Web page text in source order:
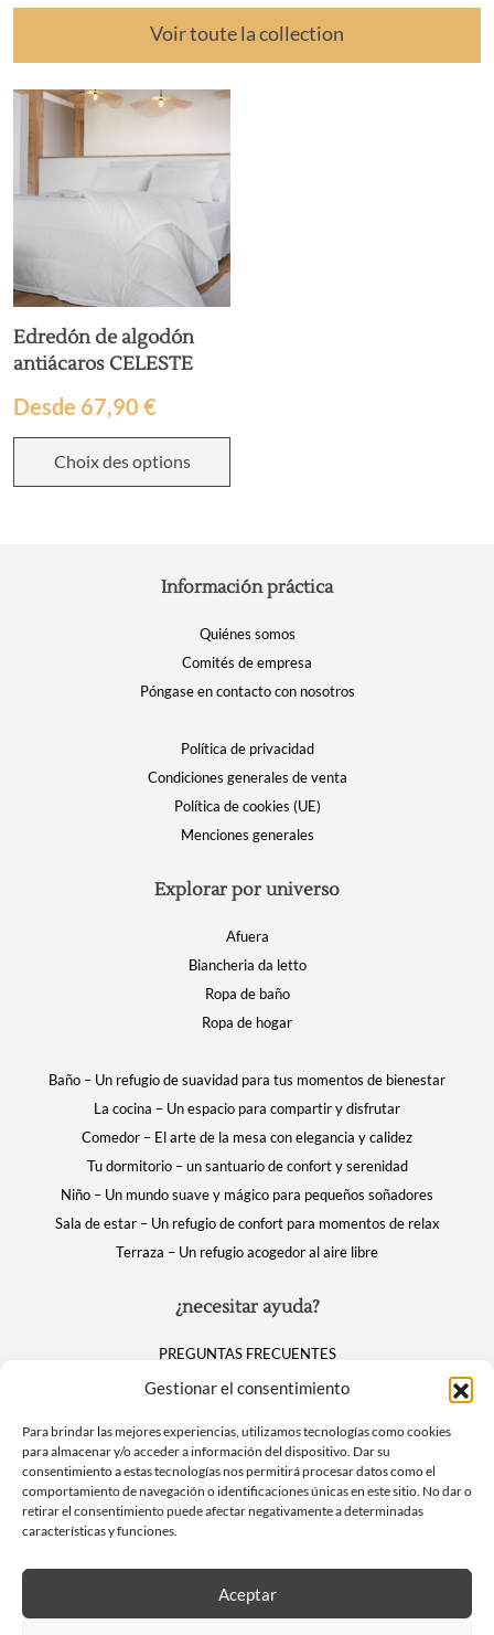
Gestionar el consentimiento
Para brindar las mejores experiencias, utilizamos tecnologías como cookies
para almacenar y/o acceder a información del dispositivo. Dar su
consentimiento a estas tecnologías nos permitirá procesar datos como el
comportamiento de navegación o identificaciones únicas en este sitio. No dar o
retirar el consentimiento puede afectar negativamente a determinadas
características y funciones.
Aceptar
Voir toute la collection
Edredón de algodón
antiácaros CELESTE
Desde 67,90 €
Choix des options
¿necesitar ayuda?
PREGUNTAS FRECUENTES
Mi cuenta
Suivez nous
Información práctica
Quiénes somos
Comités de empresa
Póngase en contacto con nosotros
Política de privacidad
Condiciones generales de venta
Política de cookies (UE)
Menciones generales
Explorar por universo
Afuera
Biancheria da letto
Ropa de baño
Ropa de hogar
Baño – Un refugio de suavidad para tus momentos de bienestar
La cocina – Un espacio para compartir y disfrutar
Comedor – El arte de la mesa con elegancia y calidez
Tu dormitorio – un santuario de confort y serenidad
Niño – Un mundo suave y mágico para pequeños soñadores
Sala de estar – Un refugio de confort para momentos de relax
Terraza – Un refugio acogedor al aire libre
Boletín